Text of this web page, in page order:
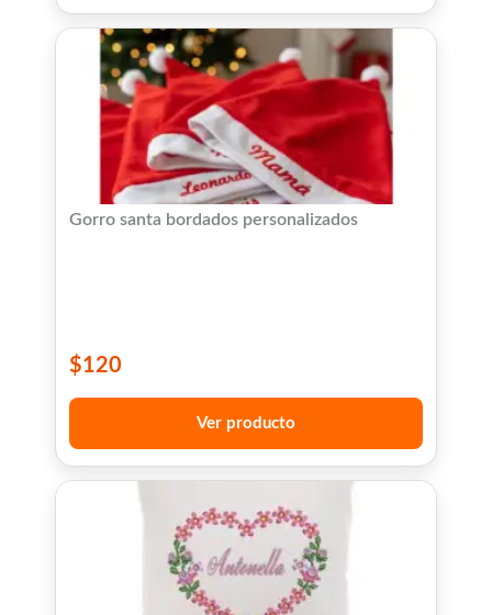
Gorro santa bordados personalizados
$120
Ver producto